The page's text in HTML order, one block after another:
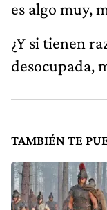
es algo muy,
¿Y si tienen
desocupada,
TAMBIÉN TE